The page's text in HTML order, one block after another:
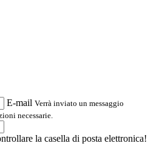
E-mail Verrà inviato un messaggio
necessarie.
la casella di posta elettronica!